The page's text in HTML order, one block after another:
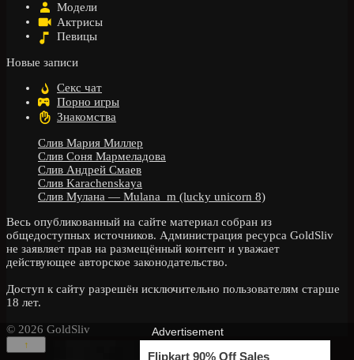
Модели
Актрисы
Певицы
Новые записи
Секс чат
Порно игры
Знакомства
Слив Мария Миллер
Слив Соня Мармеладова
Слив Андрей Смаев
Слив Karachenskaya
Слив Мулана — Mulana_m (lucky unicorn 8)
Весь опубликованный на сайте материал собран из
общедоступных источников. Администрация ресурса GoldSliv
не заявляет прав на размещённый контент и уважает
действующее авторское законодательство.
Доступ к сайту разрешён исключительно пользователям старше
18 лет.
© 2026 GoldSliv